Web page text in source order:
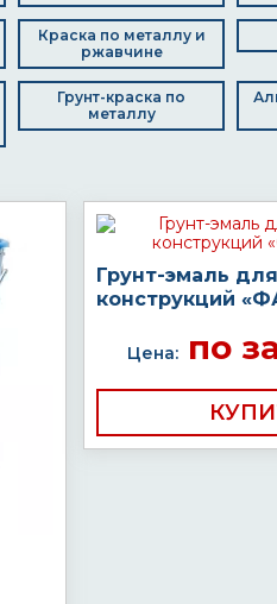
Краска по металлу и
ржавчине
Грунт-краска по
металлу
Грунт-эмаль
конструкций
Цена:по